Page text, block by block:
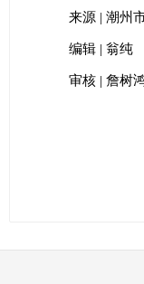
来源 | 潮州
编辑 | 翁纯
审核 | 詹树